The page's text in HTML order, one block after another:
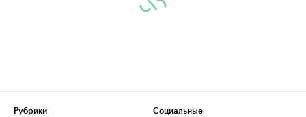
Рубрики
Социальные